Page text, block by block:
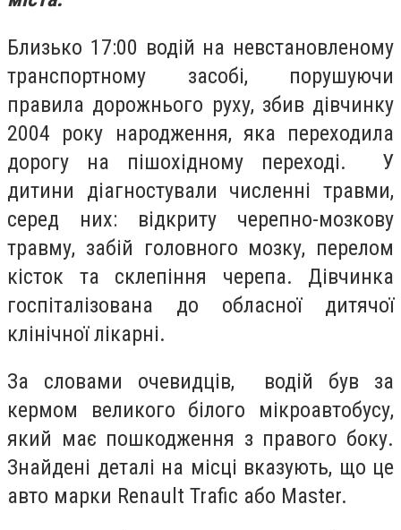
Близько 17:00 водій на невстановленому
транспортному засобі, порушуючи
правила дорожнього руху, збив дівчинку
2004 року народження, яка переходила
дорогу на пішохідному переході. У
дитини діагностували численні травми,
серед них: відкриту черепно-мозкову
травму, забій головного мозку, перелом
кісток та склепіння черепа. Дівчинка
госпіталізована до обласної дитячої
клінічної лікарні.
За словами очевидців, водій був за
кермом великого білого мікроавтобусу,
який має пошкодження з правого боку.
Знайдені деталі на місці вказують, що це
авто марки Renault Trafic або Master.